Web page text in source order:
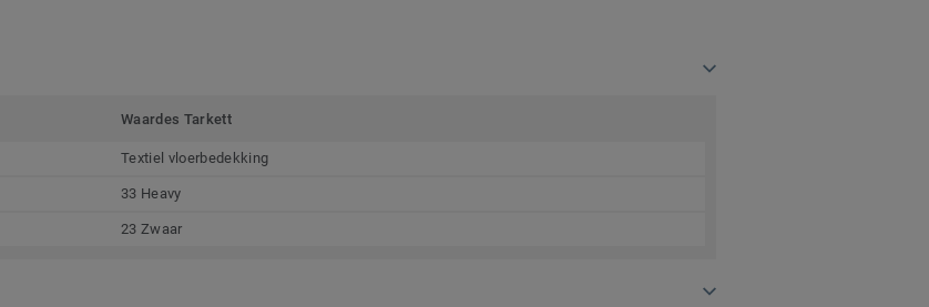
Waardes Tarkett
Textiel vloerbedekking
33 Heavy
23 Zwaar